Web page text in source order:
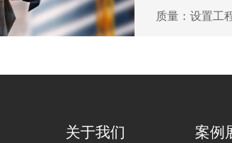
质量：设置工
关于我们 案例